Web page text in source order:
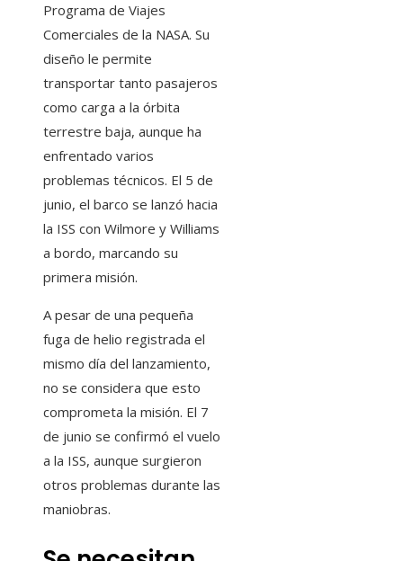
Programa de Viajes
Comerciales de la NASA. Su
diseño le permite
transportar tanto pasajeros
como carga a la órbita
terrestre baja, aunque ha
enfrentado varios
problemas técnicos. El 5 de
junio, el barco se lanzó hacia
la ISS con Wilmore y Williams
a bordo, marcando su
primera misión.
A pesar de una pequeña
fuga de helio registrada el
mismo día del lanzamiento,
no se considera que esto
comprometa la misión. El 7
de junio se confirmó el vuelo
a la ISS, aunque surgieron
otros problemas durante las
maniobras.